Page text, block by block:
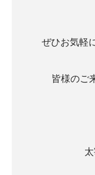
ぜひお気軽
皆様のご